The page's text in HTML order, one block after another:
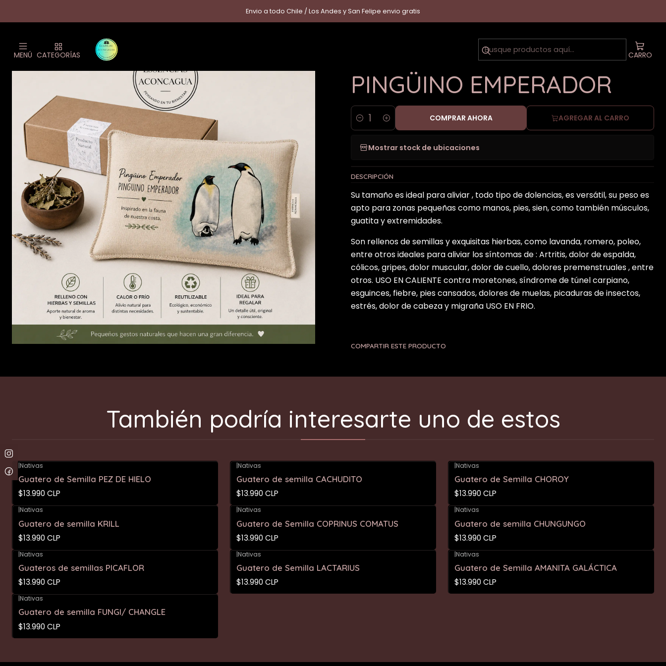
MENÚ CATEGORÍAS CARRO
Envio a todo Chile / Los Andes y San Felipe envio gratis
Guateros de Semillas Guatero de Semilla PINGÜINO EMPERADOR
Guatero de Semilla
PINGÜINO EMPERADOR
Cantidad
AGREGAR AL CARRO
COMPRAR AHORA
Mostrar stock de ubicaciones
DESCRIPCIÓN
Su tamaño es ideal para aliviar , todo tipo de dolencias, es versátil, su peso es
apto para zonas pequeñas como manos, pies, sien, como también músculos,
guatita y extremidades.
Son rellenos de semillas y exquisitas hierbas, como lavanda, romero, poleo,
entre otros ideales para aliviar los síntomas de : Artritis, dolor de espalda,
cólicos, gripes, dolor muscular, dolor de cuello, dolores premenstruales , entre
otros. USO EN CALIENTE contra moretones, síndrome de túnel carpiano,
esguinces, fiebre, pies cansados, dolores de muelas, picaduras de insectos,
estrés, dolor de cabeza y migraña USO EN FRIO.
COMPARTIR ESTE PRODUCTO
También podría interesarte uno de estos
|Nativas
Guatero de Semilla PEZ DE HIELO
$13.990 CLP
|Nativas
Guatero de semilla CACHUDITO
$13.990 CLP
|Nativas
Guatero de Semilla CHOROY
$13.990 CLP
|Nativas
Guatero de semilla KRILL
$13.990 CLP
|Nativas
Guatero de Semilla COPRINUS COMATUS
$13.990 CLP
|Nativas
Guatero de semilla CHUNGUNGO
$13.990 CLP
|Nativas
Guateros de semillas PICAFLOR
$13.990 CLP
|Nativas
Guatero de Semilla LACTARIUS
$13.990 CLP
|Nativas
Guatero de Semilla AMANITA GALÁCTICA
$13.990 CLP
|Nativas
Guatero de semilla FUNGI/ CHANGLE
$13.990 CLP